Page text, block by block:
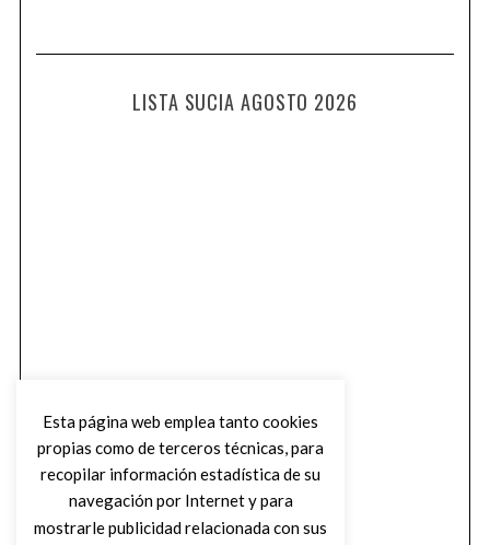
LISTA SUCIA AGOSTO 2026
Esta página web emplea tanto cookies
propias como de terceros técnicas, para
recopilar información estadística de su
navegación por Internet y para
mostrarle publicidad relacionada con sus